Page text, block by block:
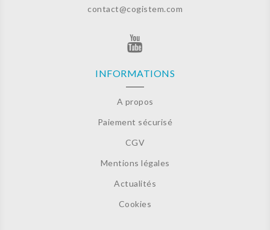
contact@cogistem.com
INFORMATIONS
A propos
Paiement sécurisé
CGV
Mentions légales
Actualités
Cookies